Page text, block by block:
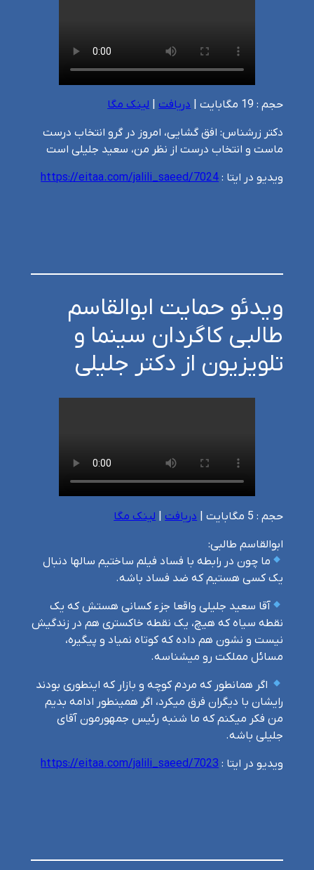
حجم : 19 مگابایت | دریافت| لینک مگا
دکتر زرشناس: افق گشایی، امروز در گرو انتخاب درست
ماست و انتخاب درست از نظر من، سعید جلیلی است
ویدیو در ایتا : https://eitaa.com/jalili_saeed/7024
ویدئو حمایت ابوالقاسم
طالبی کاگردان سینما و
تلویزیون از دکتر جلیلی
حجم : 5 مگابایت | دریافت
لینک مگا
ابوالقاسم طالبی:
ما چون در رابطه با فساد فیلم ساختیم سالها دنبال
یک کسی هستیم که ضد فساد باشه.
آقا سعید جلیلی واقعا جزء کسانی هستش که یک
نقطه سیاه که هیچ، یک نقطه خاکستری هم در زندگیش
نیست و نشون هم داده که کوتاه نمیاد و پیگیره،
مسائل مملکت رو میشناسه.
اگر همانطور که مردم کوچه و بازار که اینطوری بودند
رایشان با دیگران فرق میکرد، اگر همینطور ادامه بدیم
من فکر میکنم که ما شنبه رئیس جمهورمون آقای
جلیلی باشه.
ویدیو در ایتا : https://eitaa.com/jalili_saeed/7023